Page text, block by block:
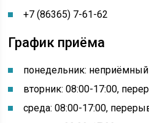
+7 (86365) 7-61-62
График приёма
понедельник:
вторник: 08:00-17:00,
среда: 08:00-17:00,